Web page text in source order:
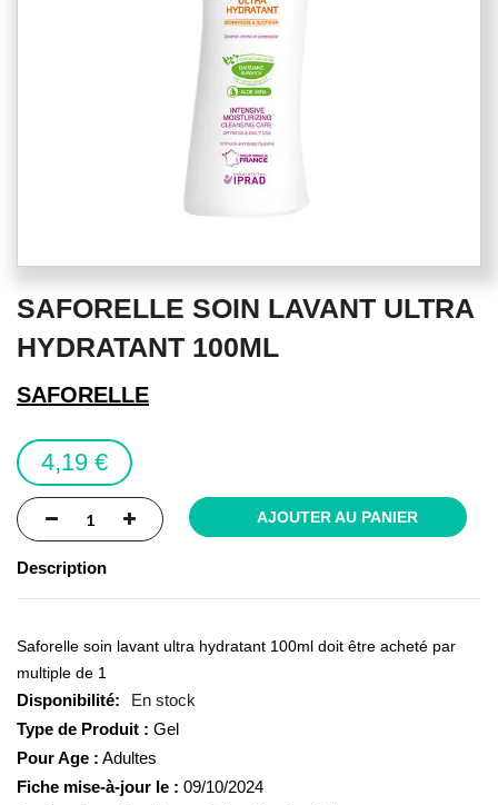
to
beginning
of
images
gallery
SAFORELLE SOIN LAVANT ULTRA
HYDRATANT 100ML
SAFORELLE
4,19 €
AJOUTER AU PANIER
Description
Saforelle soin lavant ultra hydratant 100ml doit être acheté par
multiple de 1
En stock
Type de Produit : Gel
Pour Age : Adultes
Fiche mise-à-jour le : 09/10/2024